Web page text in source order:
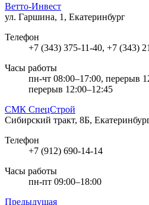
Ветто-Инвест
ул. Гаршина, 1, Екатеринбург
Телефон
+7 (343) 375-11-40, +7 (343)
Часы работы
пн-чт 08:00–17:00, перерыв
перерыв 12:00–12:45
СМК СпецСтрой
Сибирский тракт, 8Б,
Телефон
+7 (912) 690-14-14
Часы работы
пн-пт 09:00–18:00
Предыдущая